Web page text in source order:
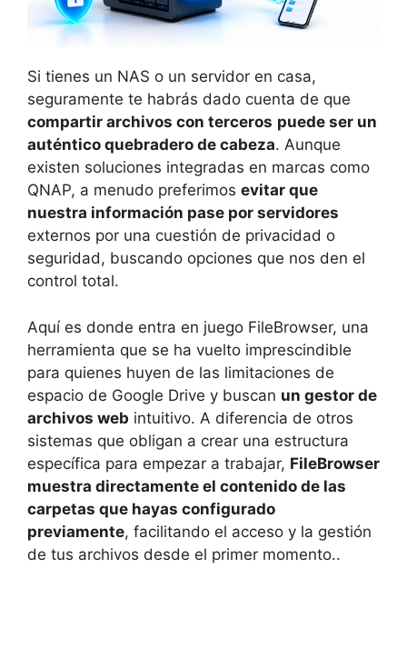
Si tienes un NAS o un servidor en casa,
seguramente te habrás dado cuenta de que
compartir archivos con terceros puede ser un
auténtico quebradero de cabeza. Aunque
existen soluciones integradas en marcas como
QNAP, a menudo preferimos evitar que
nuestra información pase por servidores
externos por una cuestión de privacidad o
seguridad, buscando opciones que nos den el
control total.
Aquí es donde entra en juego FileBrowser, una
herramienta que se ha vuelto imprescindible
para quienes huyen de las limitaciones de
espacio de Google Drive y buscan un gestor de
archivos web intuitivo. A diferencia de otros
sistemas que obligan a crear una estructura
específica para empezar a trabajar, FileBrowser
muestra directamente el contenido de las
carpetas que hayas configurado
previamente, facilitando el acceso y la gestión
de tus archivos desde el primer momento..